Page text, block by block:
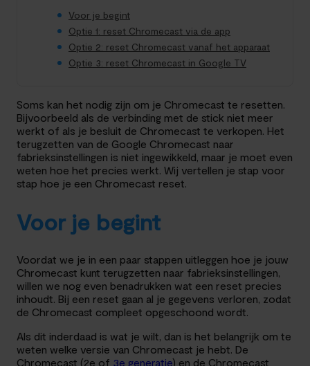
Voor je begint
Optie 1: reset Chromecast via de app
Optie 2: reset Chromecast vanaf het apparaat
Optie 3: reset Chromecast in Google TV
Soms kan het nodig zijn om je Chromecast te resetten.
Bijvoorbeeld als de verbinding met de stick niet meer
werkt of als je besluit de Chromecast te verkopen. Het
terugzetten van de Google Chromecast naar
fabrieksinstellingen is niet ingewikkeld, maar je moet even
weten hoe het precies werkt. Wij vertellen je stap voor
stap hoe je een Chromecast reset.
Voor je begint
Voordat we je in een paar stappen uitleggen hoe je jouw
Chromecast kunt terugzetten naar fabrieksinstellingen,
willen we nog even benadrukken wat een reset precies
inhoudt. Bij een reset gaan al je gegevens verloren, zodat
de Chromecast compleet opgeschoond wordt.
Als dit inderdaad is wat je wilt, dan is het belangrijk om te
weten welke versie van Chromecast je hebt. De
Chromecast (2e of 3e generatie) en de Chromecast